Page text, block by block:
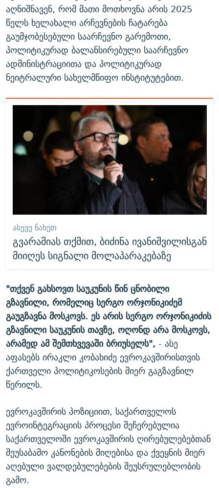
აღნიშნავენ, რომ მათი მოთხოვნა არის 2025
წელს ხელახალი არჩევნების ჩატარება
გაუმჯობესებული საარჩევნო გარემოთი,
პოლიტიკურად ბალანსირებული საარჩევნო
ადმინისტრაციითა და პოლიტიკურად
ნეიტრალური სახელმწიფო ინსტიტუტებით.
ᲐᲡᲔᲕᲔ ᲜᲐᲮᲔᲗ
გვარამიას თქმით, ბიძინა ივანიშვილისგან
მიიღეს სიგნალი მოლაპარაკებაზე
"თქვენ გახსოვთ საუკუნის წინ ცნობილი
გზავნილი, რომელიც სერგო ორჯონიკიძემ
გაუგზავნა მოსკოვს. ეს არის სერგო ორჯონიკიძის
გზავნილი საუკუნის თავზე, ოღონდ არა მოსკოვს,
არამედ ამ შემთხვევაში ბრიუსელს", - ასე
აფასებს ირაკლი კობახიძე ევროკავშირისთვის
ქართველი პოლიტიკოსების მიერ გაგზავნილ
წერილს.
ევროკავშირის პოზიციით, საქართველოს
ევროინტეგრაციის პროცესი შეჩერებულია
საქართველოში ევროკავშირის ღირებულებებთან
შეუსაბამო კანონების მიღებისა და ქვეყნის მიერ
აღებული ვალდებულებების შეუსრულებლობის
გამო.